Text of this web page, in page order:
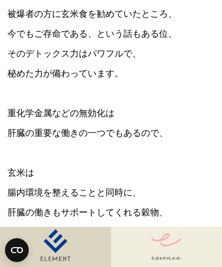
被爆者の方に玄米食を勧めていたところ、
今でもご存命である、という話もある位、
そのデトックス力はパワフルで、
秘めた力が備わっています。
重化学金属などの無効化は
肝臓の重要な働きの一つでもあるので、
玄米は
腸内環境を整えることと同時に、
肝臓の働きもサポートしてくれる穀物、
とも言えるのです。